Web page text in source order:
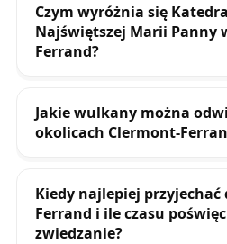
Czym wyróżnia się
Najświętszej Marii Panny
Ferrand?
Jakie wulkany można
okolicach Clermont-
Kiedy najlepiej przyjechać
Ferrand i ile czasu
zwiedzanie?